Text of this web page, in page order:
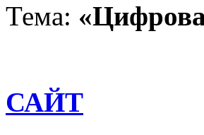
Тема:
САЙТ